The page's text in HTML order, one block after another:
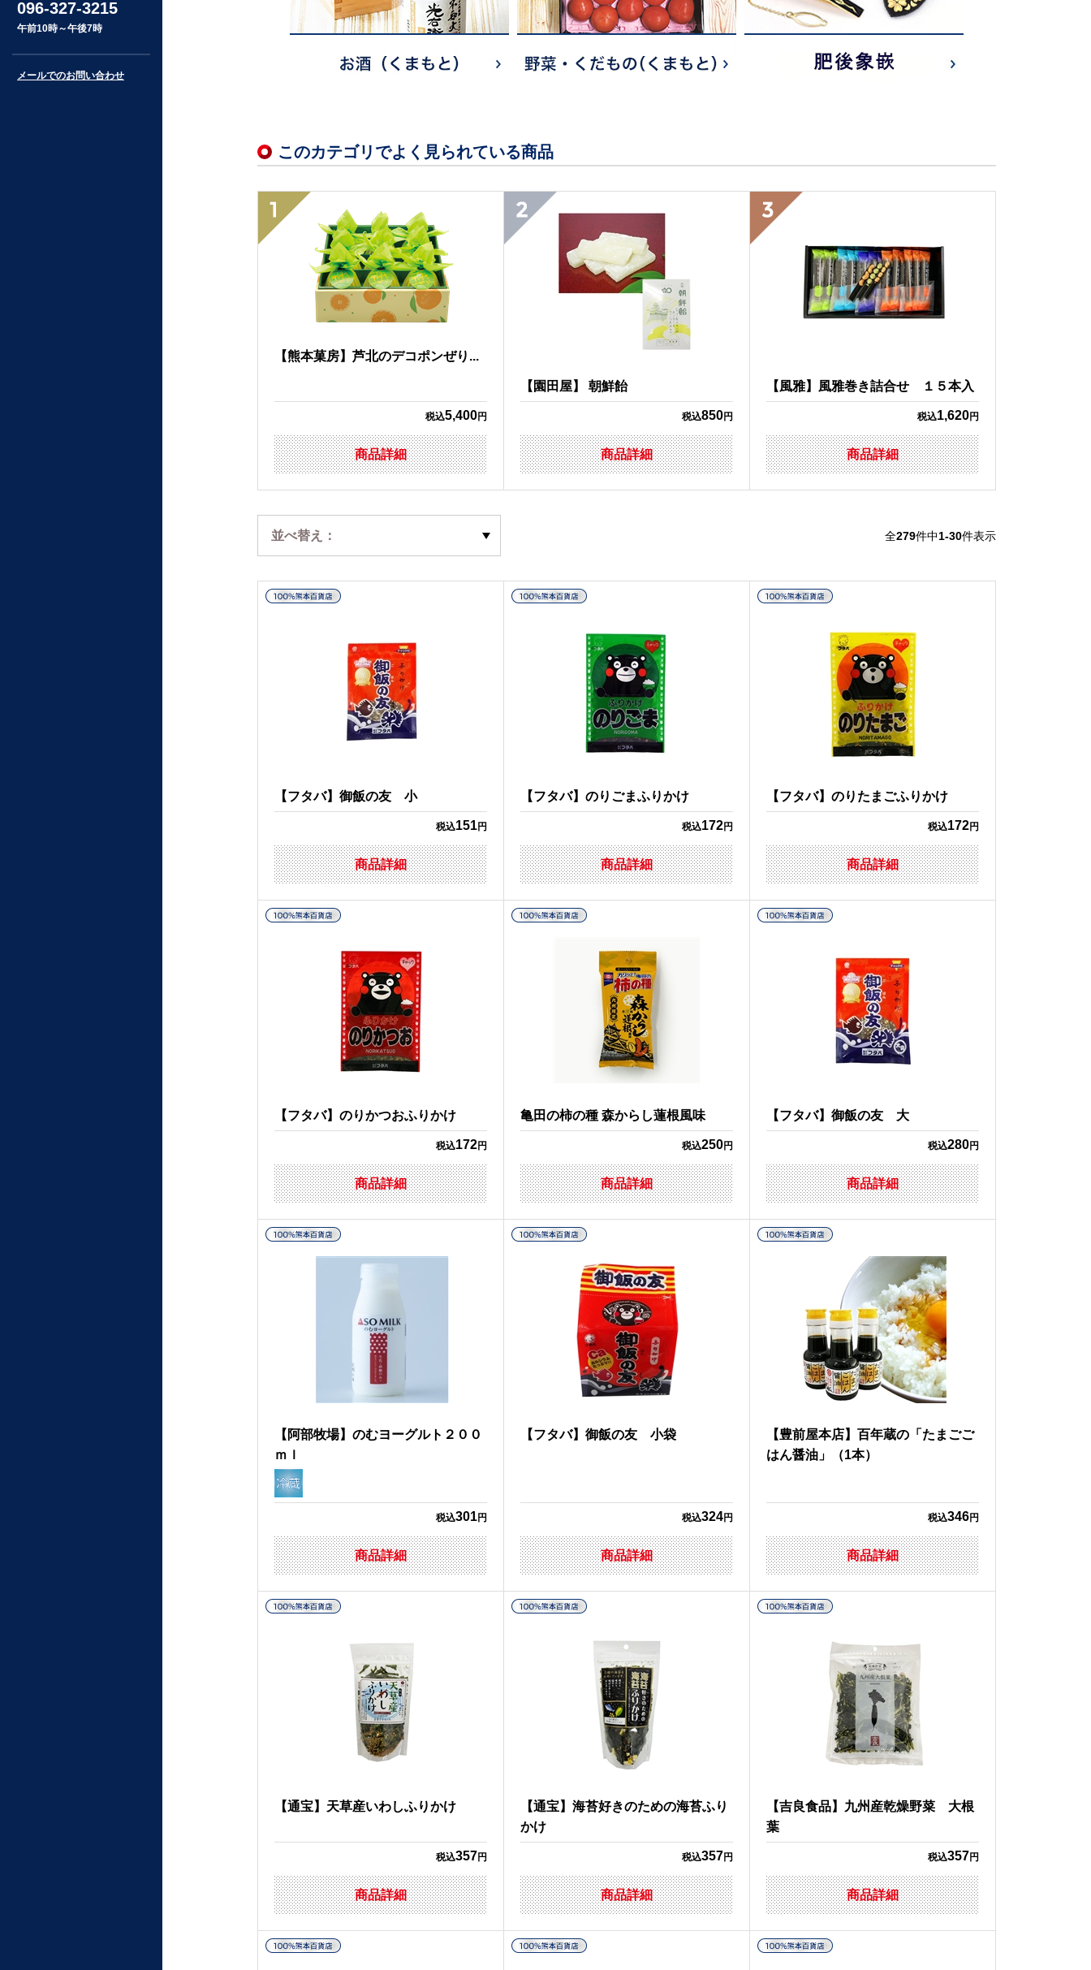
このカテゴリでよく見られている商品
【熊本菓房】芦北のデコポンぜり...
税込5,400円
商品詳細
【園田屋】 朝鮮飴
税込850円
商品詳細
【風雅】風雅巻き詰合せ １５本入
税込1,620円
商品詳細
並べ替え： 全279件中1-30件表示
【フタバ】御飯の友 小
税込151円
商品詳細
【フタバ】のりごまふりかけ
税込172円
商品詳細
【フタバ】のりたまごふりかけ
税込172円
商品詳細
【フタバ】のりかつおふりかけ
税込172円
商品詳細
亀田の柿の種 森からし蓮根風味
税込250円
商品詳細
【フタバ】御飯の友 大
税込280円
商品詳細
【阿部牧場】のむヨーグルト２００
ｍｌ
税込301円
商品詳細
【フタバ】御飯の友 小袋
税込324円
商品詳細
【豊前屋本店】百年蔵の「たまごご
はん醤油」（1本）
税込346円
商品詳細
【通宝】天草産いわしふりかけ
税込357円
商品詳細
【通宝】海苔好きのための海苔ふり
かけ
税込357円
商品詳細
【吉良食品】九州産乾燥野菜 大根
葉
税込357円
商品詳細
096-327-3215
午前10時～午後7時
メールでのお問い合わせ